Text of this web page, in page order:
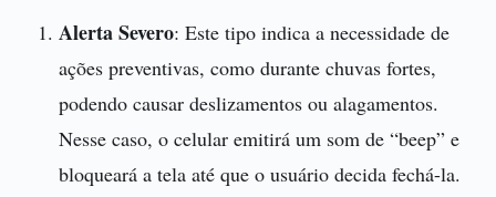
Alerta Severo: Este tipo indica a necessidade de
ações preventivas, como durante chuvas fortes,
podendo causar deslizamentos ou alagamentos.
Nesse caso, o celular emitirá um som de “beep” e
bloqueará a tela até que o usuário decida fechá-la.